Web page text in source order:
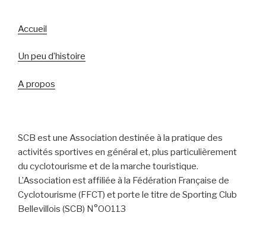
Accueil
Un peu d’histoire
A propos
SCB est une Association destinée à la pratique des
activités sportives en général et, plus particulièrement
du cyclotourisme et de la marche touristique.
L’Association est affiliée à la Fédération Française de
Cyclotourisme (FFCT) et porte le titre de Sporting Club
Bellevillois (SCB) N°OO113